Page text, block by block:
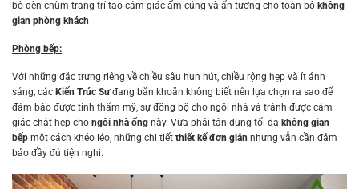
bộ đèn chùm trang trí tạo cảm giác ấm cúng và ấn tượng cho toàn bộ không
gian phòng khách
Phòng bếp:
Với những đặc trưng riêng về chiều sâu hun hút, chiều rộng hẹp và ít ánh
sáng, các Kiến Trúc Sưđang băn khoăn không biết nên lựa chọn ra sao để
đảm bảo được tính thẩm mỹ, sự đồng bộ cho ngôi nhà và tránh được cảm
giác chật hẹp cho ngôi nhà ống này. Vừa phải tận dụng tối đa không gian
bếp một cách khéo léo, những chi tiết thiết kế đơn giản nhưng vẫn cần đảm
bảo đầy đủ tiện nghi.